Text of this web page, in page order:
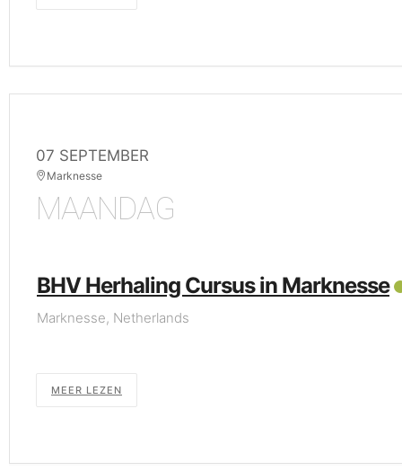
07 SEPTEMBER
Marknesse
MAANDAG
BHV Herhaling Cursus in Marknesse
Marknesse, Netherlands
MEER LEZEN